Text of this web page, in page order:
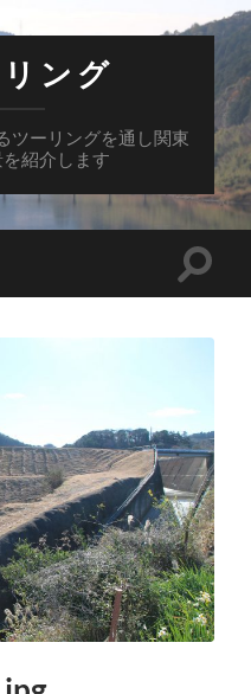
ング
ツーリングを通し関東
紹介します
検
り
替
え
る